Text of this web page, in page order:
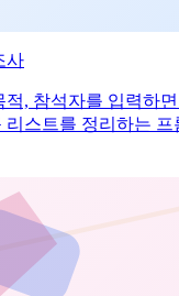
사
적, 참석자를 입력하
리스트를 정리하는 프